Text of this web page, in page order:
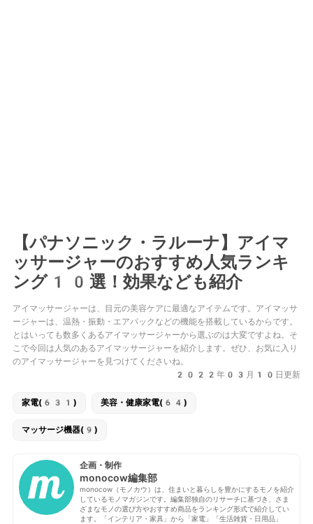
【パナソニック・ラルーナ】アイマ
ッサージャーのおすすめ人気ランキ
ング10選！効果なども紹介
アイマッサージャーは、目元の美容ケアに最適なアイテムです。アイマッサ
ージャーは、温熱・振動・エアパックなどの機能を搭載しているからです。
とはいっても数多くあるアイマッサージャーから選ぶのは大変ですよね。そ
こで今回は人気のあるアイマッサージャーを紹介します。ぜひ、お気に入り
のアイマッサージャーを見つけてくださいね。
2022年03月10日更新
家電(631) 美容・健康家電(64)
マッサージ機器(9)
企画・制作
monocow編集部
monocow（モノカウ）は、住まいと暮らしを豊かにするモノを紹介
しているモノマガジンです。編集部独自のリサーチに基づき、さま
ざまなモノの選び方やおすすめ商品をランキング形式で紹介してい
ます。「インテリア・家具」から「家電」「生活雑貨・日用品」